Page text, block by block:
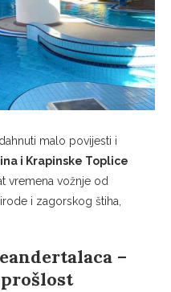
malo povijesti i
i Krapinske Toplice
vremena vožnje od
i zagorskog štiha,
–